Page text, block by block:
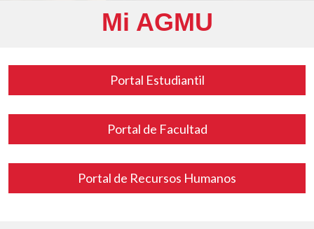
Mi AGMU
Portal Estudiantil
Portal de Facultad
Portal de Recursos Humanos